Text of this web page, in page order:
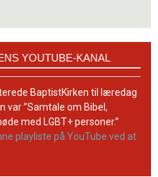
YOUTUBE-KANAL
BaptistKirken til læredag
var ”Samtale om Bibel,
med LGBT+ personer.”
playliste på YouTube ved at